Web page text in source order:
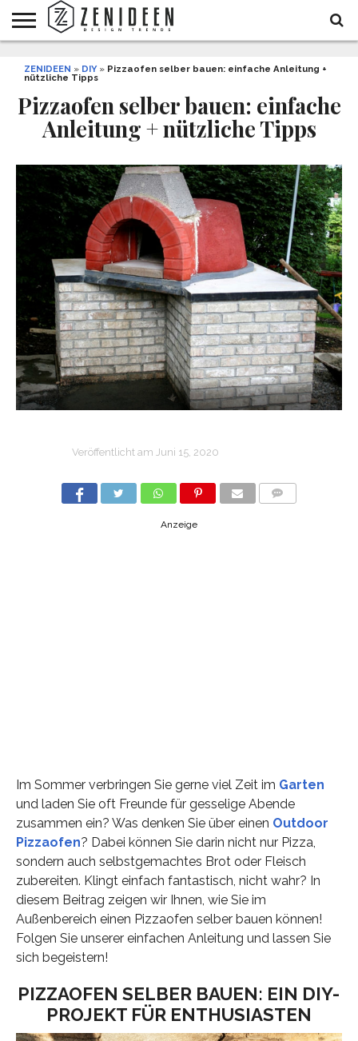
INNENDESIGN
ARCHITEKTUR
GARTEN
UND
LIFESTYLE
DEKO
&
DIY
STYLE
REZEPTE
GESUNDHEIT
WEIHNACHTEN
ZENIDEEN » DIY» Pizzaofen selber bauen: einfache Anleitung +
nützliche Tipps
Pizzaofen selber bauen: einfache
Anleitung + nützliche Tipps
Veröffentlicht am Juni 15, 2020
Anzeige
Im Sommer verbringen Sie gerne viel Zeit im Garten
und laden Sie oft Freunde für gesselige Abende
zusammen ein? Was denken Sie über einen Outdoor
Pizzaofen? Dabei können Sie darin nicht nur Pizza,
sondern auch selbstgemachtes Brot oder Fleisch
zubereiten. Klingt einfach fantastisch, nicht wahr? In
diesem Beitrag zeigen wir Ihnen, wie Sie im
Außenbereich einen Pizzaofen selber bauen können!
Folgen Sie unserer einfachen Anleitung und lassen Sie
sich begeistern!
PIZZAOFEN SELBER BAUEN: EIN DIY-
PROJEKT FÜR ENTHUSIASTEN